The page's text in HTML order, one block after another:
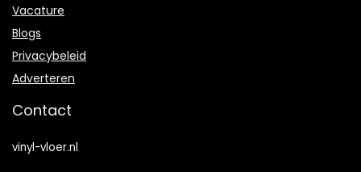
Vacature
Blogs
Privacybeleid
Adverteren
Contact
vinyl-vloer.nl